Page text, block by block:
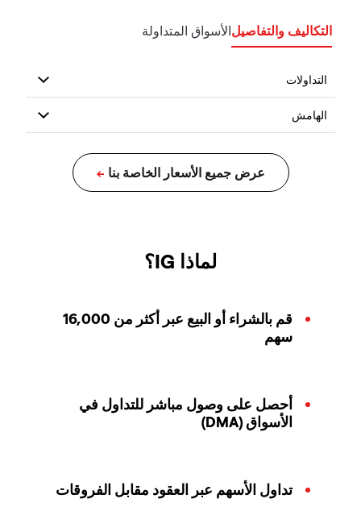
التكاليف والتفاصيلالأسواق المتداولة
لماذا IG؟
قم بالشراء أو البيع عبر أكثر من 16,000
سهم
أحصل على وصول مباشر للتداول في
الأسواق (DMA)
تداول الأسهم عبر العقود مقابل الفروقات